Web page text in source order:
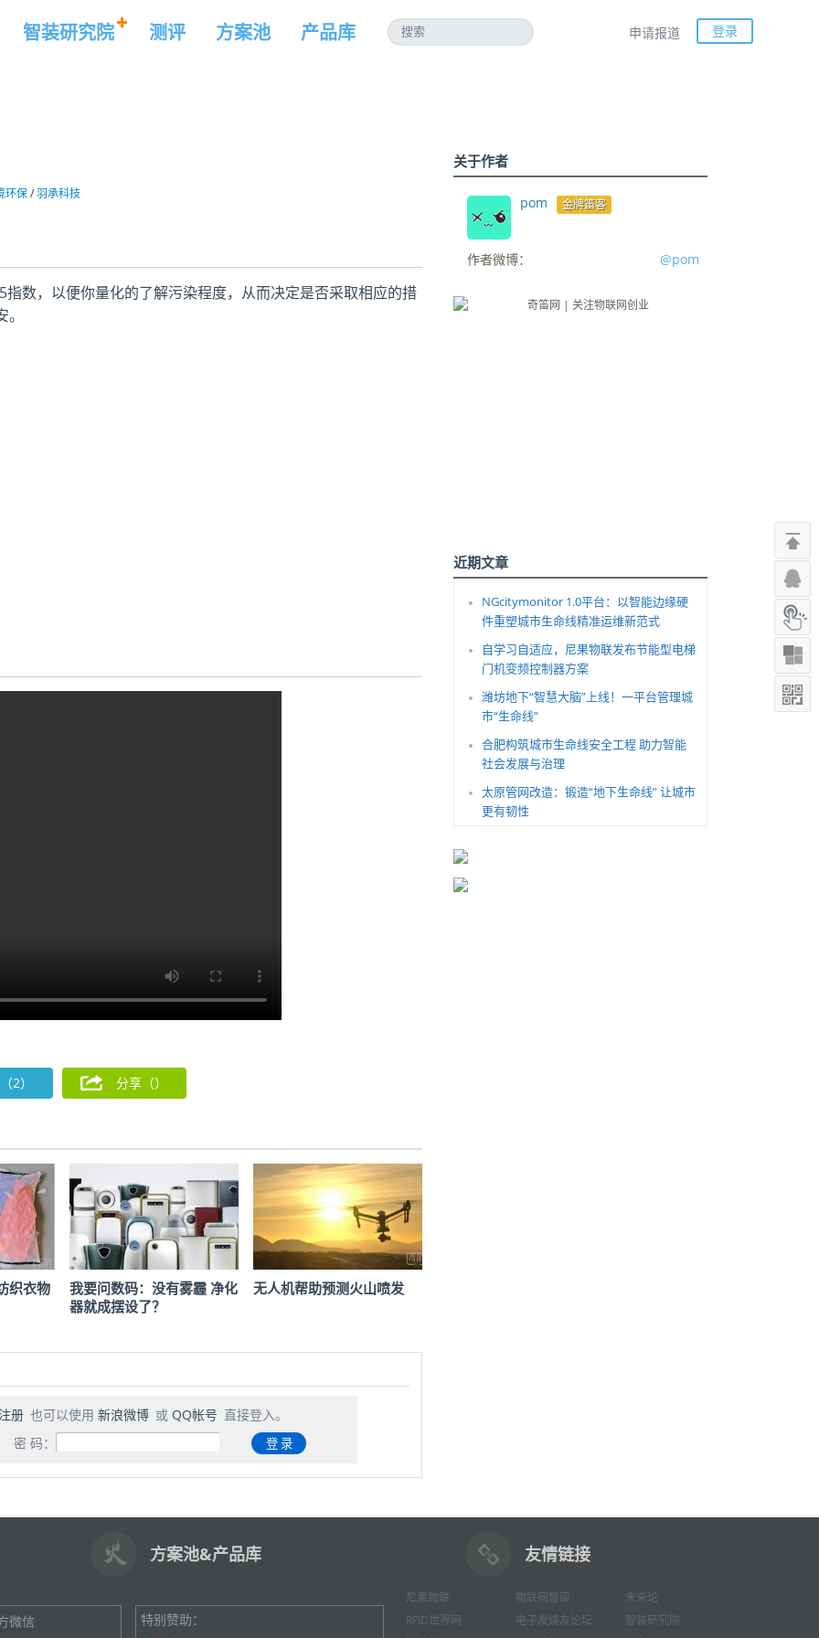
智装研究院 测评 方案池 产品库 申请报道 登录
环保/羽承科技
数，以便你量化的了解污染程度，从而决定是否采取相应的措
2） 分享（）
织衣物
我要问数码：没有雾霾 净化
器就成摆设了？
无人机帮助预测火山喷发
册 也可以使用 新浪微博 或 QQ帐号 直接登入。
密 码：
关于作者
pom 金牌笛客
作者微博： @pom
近期文章
NGcitymonitor 1.0平台：以智能边缘硬
件重塑城市生命线精准运维新范式
自学习自适应，尼果物联发布节能型电梯
门机变频控制器方案
潍坊地下“智慧大脑”上线！一平台管理城
市“生命线”
合肥构筑城市生命线安全工程 助力智能
社会发展与治理
太原管网改造：锻造“地下生命线” 让城市
更有韧性
方案池&产品库
微信 特别赞助：
友情链接
尼果物联 物联网智库
未来论
RFID世界网
电子发烧友论坛
智装研究院